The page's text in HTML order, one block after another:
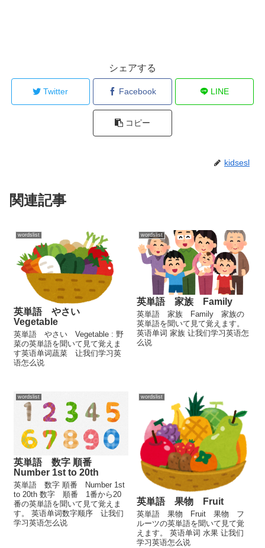
シェアする
Twitter Facebook LINE
コピー
kidsesl
関連記事
wordslist
英単語 やさい
Vegetable
英単語 やさい Vegetable : 野
菜の英単語を聞いて見て覚えま
す英语单词蔬菜 让我们学习英
语怎么说
wordslist
英単語 家族 Family
英単語 家族 Family 家族の
英単語を聞いて見て覚えます。
英语单词 家族 让我们学习英语怎
么说
wordslist
英単語 数字 順番
Number 1st to 20th
英単語 数字 順番 Number 1st
to 20th 数字 順番 1番から20
番の英単語を聞いて見て覚えま
す。 英语单词数字顺序 让我们
学习英语怎么说
wordslist
英単語 果物 Fruit
英単語 果物 Fruit 果物 フ
ルーツの英単語を聞いて見て覚
えます。 英语单词 水果 让我们
学习英语怎么说